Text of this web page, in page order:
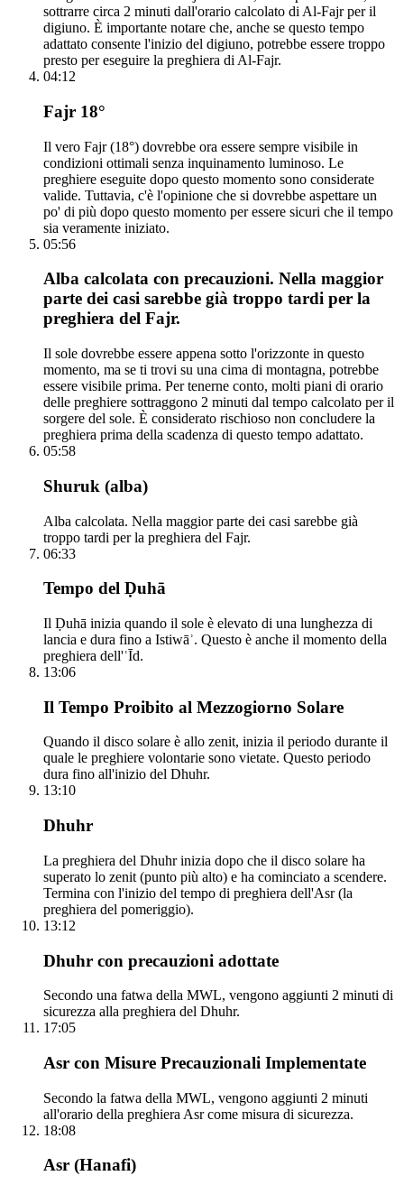
sottrarre circa 2 minuti dall'orario calcolato di Al-Fajr per il
digiuno. È importante notare che, anche se questo tempo
adattato consente l'inizio del digiuno, potrebbe essere troppo
presto per eseguire la preghiera di Al-Fajr.
04:12
Fajr 18°
Il vero Fajr (18°) dovrebbe ora essere sempre visibile in
condizioni ottimali senza inquinamento luminoso. Le
preghiere eseguite dopo questo momento sono considerate
valide. Tuttavia, c'è l'opinione che si dovrebbe aspettare un
po' di più dopo questo momento per essere sicuri che il tempo
sia veramente iniziato.
05:56
Alba calcolata con precauzioni. Nella maggior
parte dei casi sarebbe già troppo tardi per la
preghiera del Fajr.
Il sole dovrebbe essere appena sotto l'orizzonte in questo
momento, ma se ti trovi su una cima di montagna, potrebbe
essere visibile prima. Per tenerne conto, molti piani di orario
delle preghiere sottraggono 2 minuti dal tempo calcolato per il
sorgere del sole. È considerato rischioso non concludere la
preghiera prima della scadenza di questo tempo adattato.
05:58
Shuruk (alba)
Alba calcolata. Nella maggior parte dei casi sarebbe già
troppo tardi per la preghiera del Fajr.
06:33
Tempo del Ḍuhā
Il Ḍuhā inizia quando il sole è elevato di una lunghezza di
lancia e dura fino a Istiwāʾ. Questo è anche il momento della
preghiera dell'ʿĪd.
13:06
Il Tempo Proibito al Mezzogiorno Solare
Quando il disco solare è allo zenit, inizia il periodo durante il
quale le preghiere volontarie sono vietate. Questo periodo
dura fino all'inizio del Dhuhr.
13:10
Dhuhr
La preghiera del Dhuhr inizia dopo che il disco solare ha
superato lo zenit (punto più alto) e ha cominciato a scendere.
Termina con l'inizio del tempo di preghiera dell'Asr (la
preghiera del pomeriggio).
13:12
Dhuhr con precauzioni adottate
Secondo una fatwa della MWL, vengono aggiunti 2 minuti di
sicurezza alla preghiera del Dhuhr.
17:05
Asr con Misure Precauzionali Implementate
Secondo la fatwa della MWL, vengono aggiunti 2 minuti
all'orario della preghiera Asr come misura di sicurezza.
18:08
Asr (Hanafi)